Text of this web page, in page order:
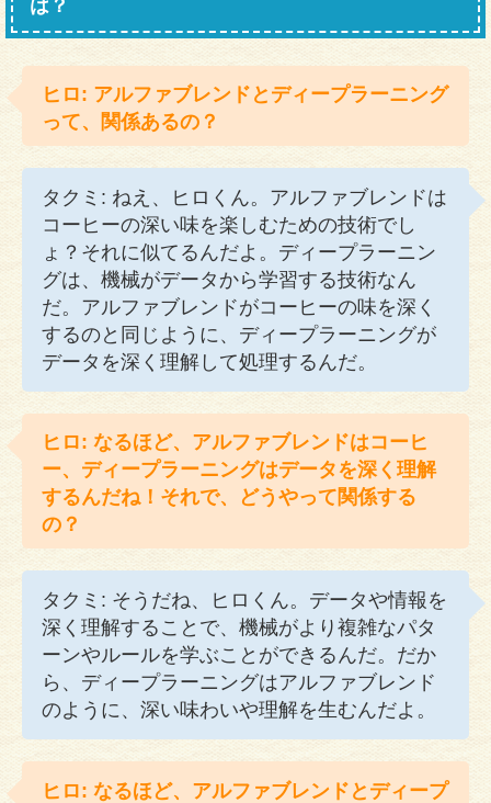
は？
ヒロ: アルファブレンドとディープラーニング
って、関係あるの？
タクミ: ねえ、ヒロくん。アルファブレンドは
コーヒーの深い味を楽しむための技術でし
ょ？それに似てるんだよ。ディープラーニン
グは、機械がデータから学習する技術なん
だ。アルファブレンドがコーヒーの味を深く
するのと同じように、ディープラーニングが
データを深く理解して処理するんだ。
ヒロ: なるほど、アルファブレンドはコーヒ
ー、ディープラーニングはデータを深く理解
するんだね！それで、どうやって関係する
の？
タクミ: そうだね、ヒロくん。データや情報を
深く理解することで、機械がより複雑なパタ
ーンやルールを学ぶことができるんだ。だか
ら、ディープラーニングはアルファブレンド
のように、深い味わいや理解を生むんだよ。
ヒロ: なるほど、アルファブレンドとディープ